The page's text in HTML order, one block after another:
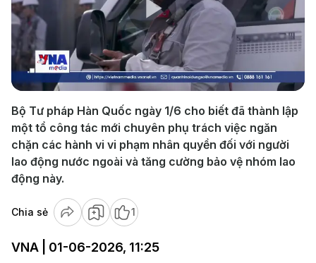
Play
Video
Bộ Tư pháp Hàn Quốc ngày 1/6 cho biết đã thành lập
một tổ công tác mới chuyên phụ trách việc ngăn
chặn các hành vi vi phạm nhân quyền đối với người
lao động nước ngoài và tăng cường bảo vệ nhóm lao
động này.
Chia sẻ 1
VNA | 01-06-2026, 11:25